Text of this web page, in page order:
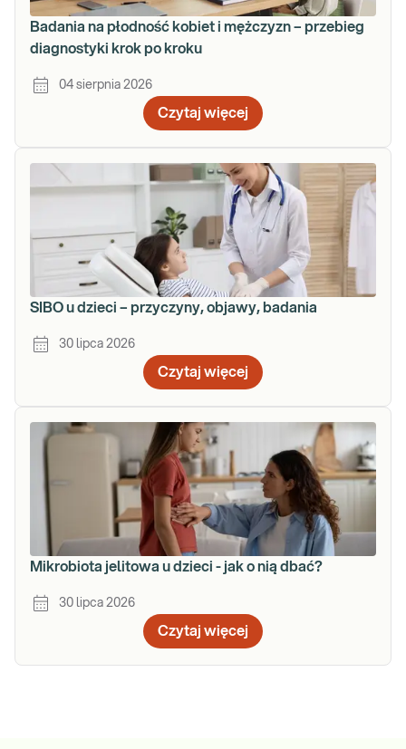
Badania na płodność kobiet i mężczyzn – przebieg
diagnostyki krok po kroku
04 sierpnia 2026
Czytaj więcej
SIBO u dzieci – przyczyny, objawy, badania
30 lipca 2026
Czytaj więcej
Mikrobiota jelitowa u dzieci - jak o nią dbać?
30 lipca 2026
Czytaj więcej